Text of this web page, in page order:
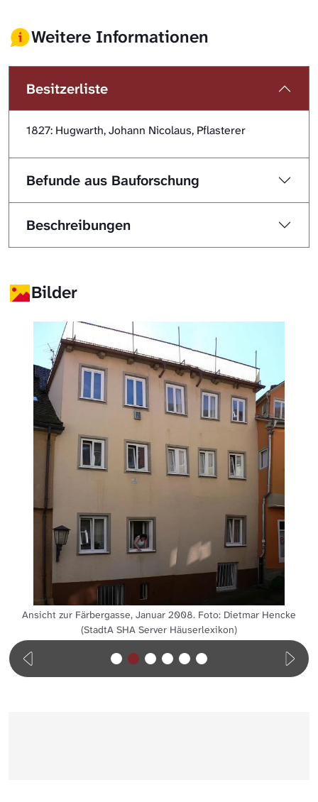
Weitere Informationen
Besitzerliste
1827: Hugwarth, Johann Nicolaus, Pflasterer
Befunde aus Bauforschung
Beschreibungen
Bilder
Ansicht zur Färbergasse, Januar 2008. Foto: Dietmar Hencke
(StadtA SHA Server Häuserlexikon)